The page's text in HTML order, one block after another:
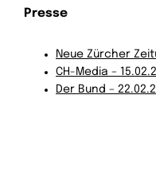
Presse
Neue Zürcher
CH-Media –
Der Bund –